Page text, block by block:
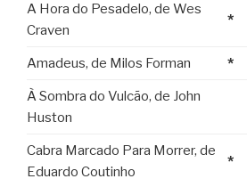
A Hora do Pesadelo, de Wes
Craven
*
Amadeus, de Milos Forman *
À Sombra do Vulcão, de John
Huston
Cabra Marcado Para Morrer, de
Eduardo Coutinho
*